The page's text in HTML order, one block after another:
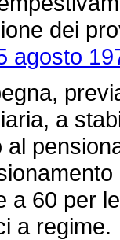
dei
agosto
a
a 60 per
a regime.